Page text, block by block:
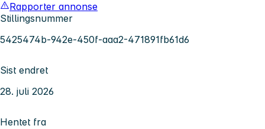
Rapporter annonse
Stillingsnummer
5425474b-942e-450f-aaa2-471891fb61d6
Sist endret
28. juli 2026
Hentet fra